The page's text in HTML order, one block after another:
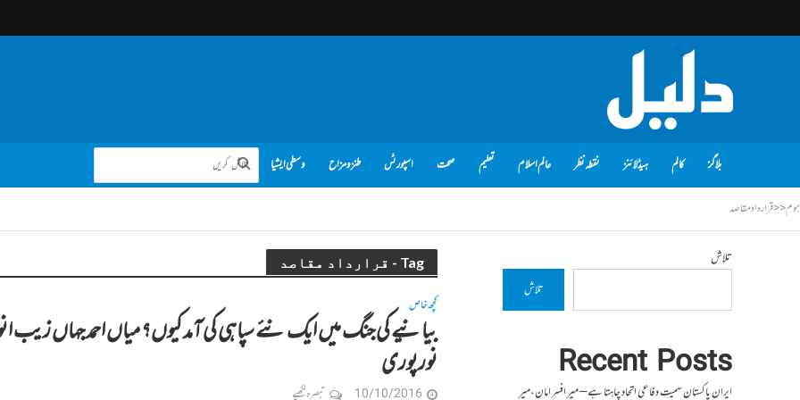
بلاگز کالم ہیڈلائنز نقطہ نظر عالم اسلام تعلیم صحت اسپورٹس طنز و مزاح وسطی ایشیا
ہوم<<قرارداد مقاصد
Tag - قرارداد مقاصد
کچھ خاص
بیانیے کی جنگ میں ایک نئے سپاہی کی آمد کیوں؟ میاں احمد جہاں زیب
نورپوری
10/10/2016 تبصرہ لکھیے
تلاش
تلاش
Recent Posts
ایران پاکستان سمیت دفاعی اتحاد چاہتا ہے – میر افسر امان،میر